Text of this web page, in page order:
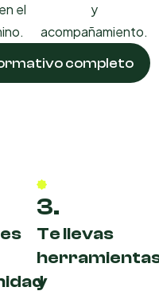
el
y
acompañamiento.
completo
3.
Te llevas
y